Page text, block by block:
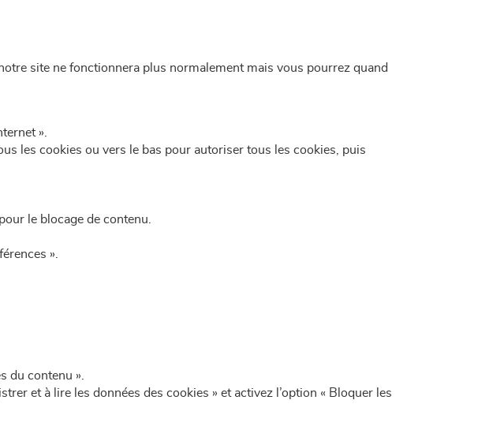
site ne fonctionnera plus normalement mais vous pourrez quand
».
les cookies ou vers le bas pour autoriser tous les cookies, puis
le blocage de contenu.
».
du contenu ».
et à lire les données des cookies » et activez l’option « Bloquer les